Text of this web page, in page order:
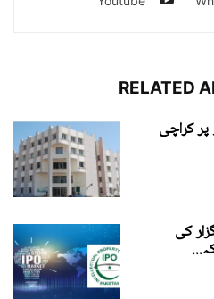
RELATED
کراچی
کی